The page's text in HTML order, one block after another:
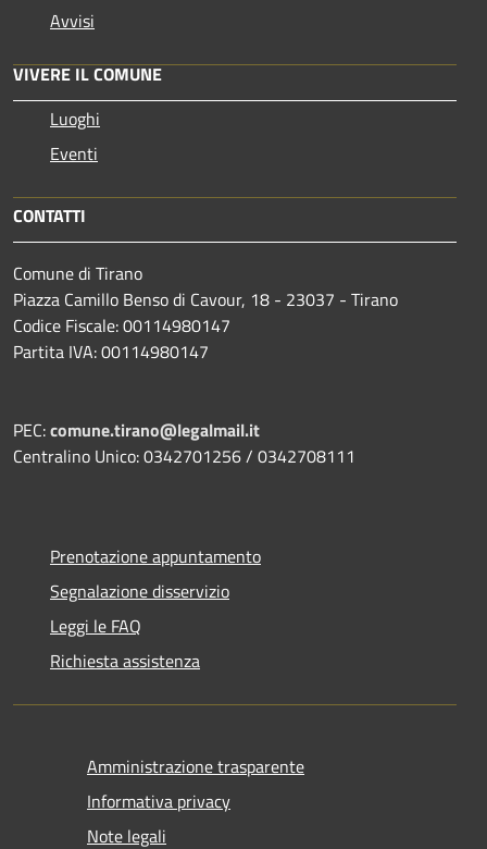
Avvisi
VIVERE IL COMUNE
Luoghi
Eventi
CONTATTI
Comune di Tirano
Piazza Camillo Benso di Cavour, 18 - 23037 - Tirano
Codice Fiscale: 00114980147
Partita IVA: 00114980147
PEC:comune.tirano@legalmail.it
Centralino Unico: 0342701256 / 0342708111
Prenotazione appuntamento
Segnalazione disservizio
Leggi le FAQ
Richiesta assistenza
Amministrazione trasparente
Informativa privacy
Note legali